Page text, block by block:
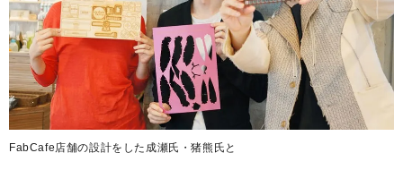
FabCafe店舗の設計をした成瀬氏・猪熊氏と